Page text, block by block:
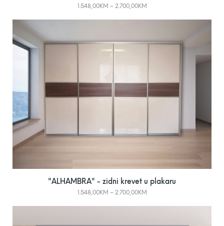
1.548,00KM – 2.700,00KM
"ALHAMBRA" - zidni krevet u plakaru
1.548,00KM – 2.700,00KM